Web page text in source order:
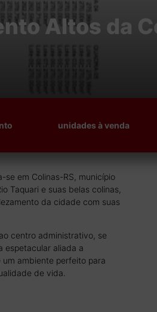
Altos da
unidades à venda
se em Colinas-RS, município
Taquari e suas belas colinas,
da cidade com suas
centro administrativo, se
espetacular aliada a
ambiente perfeito para
de vida.